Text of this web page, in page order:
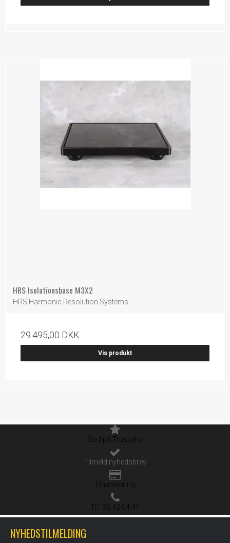
HRS Isolationsbase M3X2
HRS Harmonic Resolution Systems
29.495,00 DKK
Vis produkt
God på Trustpilot
Tilmeld nyhedsbrev
Finansiering
Tlf. 35 42 04 41
NYHEDSTILMELDING